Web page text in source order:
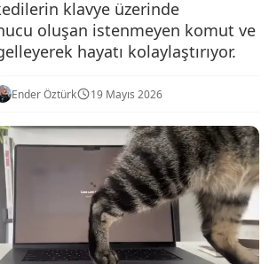
klavye üzerinde
oluşan istenmeyen komut ve
hayatı kolaylaştırıyor.
Ender Öztürk 19 Mayıs 2026